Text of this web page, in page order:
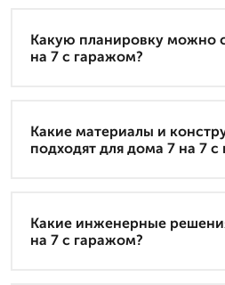
Какую планировку можно
на 7 с гаражом?
Какие материалы и
подходят для дома 7 на 7 с
Какие инженерные
на 7 с гаражом?